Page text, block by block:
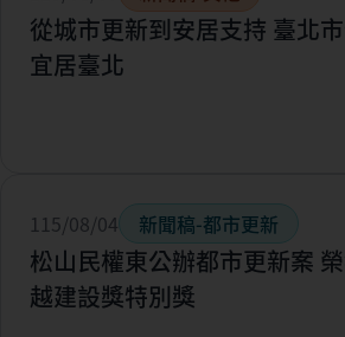
從城市更新到安居支持 臺北
宜居臺北
115/08/04 新聞稿-都市更新
松山民權東公辦都市更新案
越建設獎特別獎